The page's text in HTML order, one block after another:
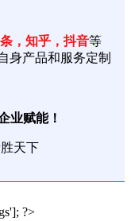
，知乎，抖音等
身产品和服务定制
业赋能！
?>